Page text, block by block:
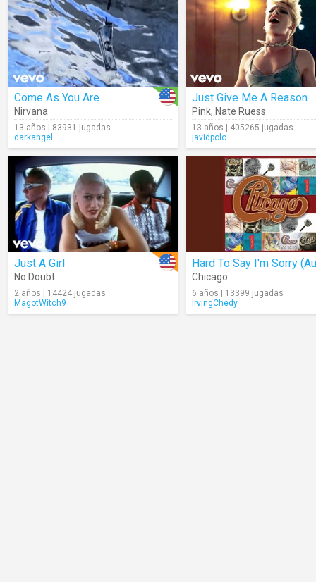
Come As You Are
Nirvana
13 años | 83931 jugadas
darkangel
Just Give Me A Reason
Pink, Nate Ruess
13 años | 405265 jugadas
javidpolo
Just A Girl
No Doubt
2 años | 14424 jugadas
MagotWitch9
Hard To Say I'm Sorry
Chicago
6 años | 13399 jugadas
IrvingChedy